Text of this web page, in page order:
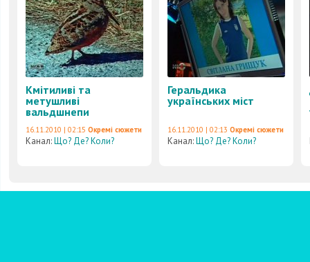
Кмітиливі та
метушливі
вальдшнепи
16.11.2010 | 02:15 Окремі сюжети
Канал:Що? Де? Коли?
Геральдика
українських міст
16.11.2010 | 02:13 Окремі сюжети
Канал:Що? Де? Коли?